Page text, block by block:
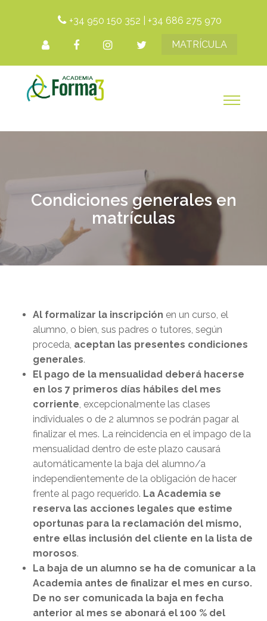
+34 950 150 352 +34 686 275 970
MATRÍCULA
Condiciones generales en
matrículas
Al formalizar la inscripción en un curso, el
alumno, o bien, sus padres o tutores, según
proceda, aceptan las presentes condiciones
generales.
El pago de la mensualidad deberá hacerse
en los 7 primeros días hábiles del mes
corriente, excepcionalmente las clases
individuales o de 2 alumnos se podrán pagar al
finalizar el mes. La reincidencia en el impago de la
mensualidad dentro de este plazo causará
automáticamente la baja del alumno/a
independientemente de la obligación de hacer
frente al pago requerido. La Academia se
reserva las acciones legales que estime
oportunas para la reclamación del mismo,
entre ellas inclusión del cliente en la lista de
morosos.
La baja de un alumno se ha de comunicar a la
Academia antes de finalizar el mes en curso.
De no ser comunicada la baja en fecha
anterior al mes se abonará el 100 % del